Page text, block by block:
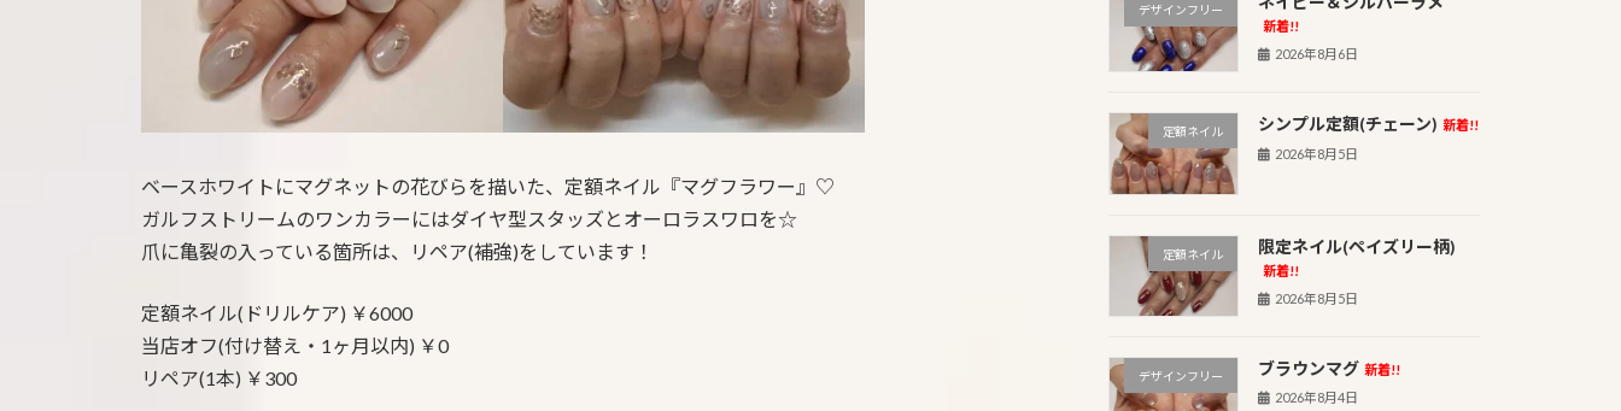
ベースホワイトにマグネットの花びらを描いた、定額ネイル『マグフラワー』♡
ガルフストリームのワンカラーにはダイヤ型スタッズとオーロラスワロを☆
爪に亀裂の入っている箇所は、リペア(補強)をしています！
定額ネイル(ドリルケア) ￥6000
当店オフ(付け替え・1ヶ月以内) ￥0
リペア(1本) ￥300
デザインフリー
新着!!
2026年8月6日
定額ネイル シンプル定額(チェーン) 新着!!
2026年8月5日
定額ネイル 限定ネイル(ペイズリー柄)
新着!!
2026年8月5日
デザインフリー ブラウンマグ 新着!!
2026年8月4日